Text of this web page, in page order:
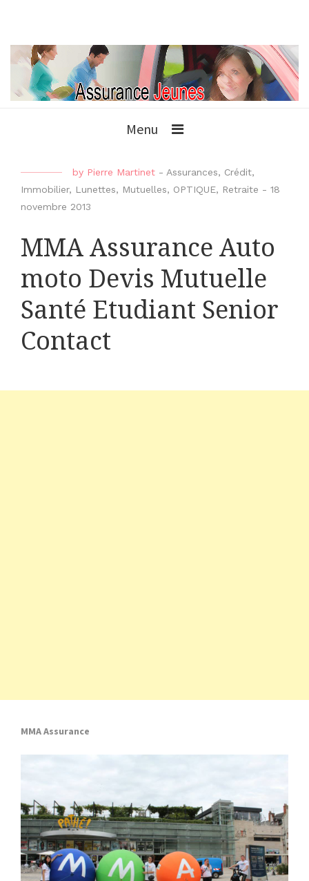
Menu
by Pierre Martinet - Assurances, Crédit,
Immobilier, Lunettes, Mutuelles, OPTIQUE, Retraite - 18
novembre 2013
MMA Assurance Auto
moto Devis Mutuelle
Santé Etudiant Senior
Contact
MMA Assurance